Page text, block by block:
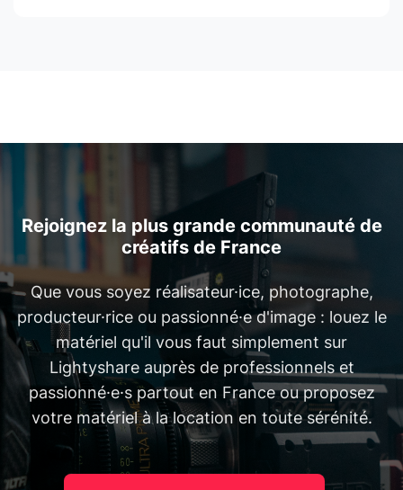
Rejoignez la plus grande communauté de
créatifs de France
Que vous soyez réalisateur·ice, photographe,
producteur·rice ou passionné·e d'image : louez le
matériel qu'il vous faut simplement sur
Lightyshare auprès de professionnels et
passionné·e·s partout en France ou proposez
votre matériel à la location en toute sérénité.